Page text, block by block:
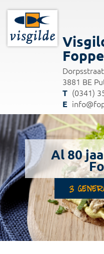
3881 BE
(0341)
Al 80
3